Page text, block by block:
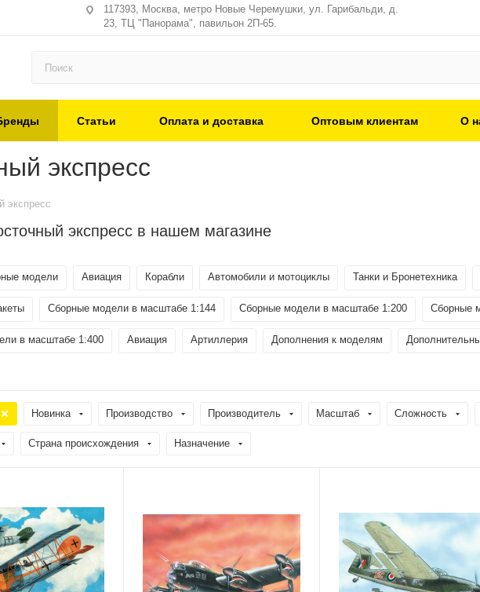
117393, Москва, метро Новые Черемушки, ул. Гарибальди, д.
23, ТЦ "Панорама", павильон 2П-65.
Статьи Оплата и доставка Оптовым клиентам О
экспресс
экспресс
экспресс в нашем магазине
модели Авиация Корабли Автомобили и мотоциклы Танки и Бронетехника
Сборные модели в масштабе 1:144 Сборные модели в масштабе 1:200 Сборные
в масштабе 1:400 Авиация Артиллерия Дополнения к моделям
Новинка Производство Производитель Масштаб Сложность
Страна происхождения Назначение